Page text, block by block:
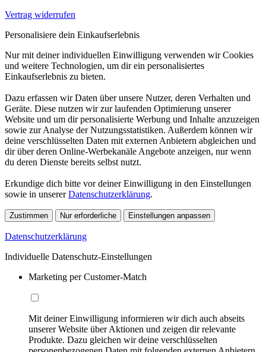
Vertrag widerrufen
Personalisiere dein Einkaufserlebnis
Nur mit deiner individuellen Einwilligung verwenden wir Cookies
und weitere Technologien, um dir ein personalisiertes
Einkaufserlebnis zu bieten.
Dazu erfassen wir Daten über unsere Nutzer, deren Verhalten und
Geräte. Diese nutzen wir zur laufenden Optimierung unserer
Website und um dir personalisierte Werbung und Inhalte anzuzeigen
sowie zur Analyse der Nutzungsstatistiken. Außerdem können wir
deine verschlüsselten Daten mit externen Anbietern abgleichen und
dir über deren Online-Werbekanäle Angebote anzeigen, nur wenn
du deren Dienste bereits selbst nutzt.
Erkundige dich bitte vor deiner Einwilligung in den Einstellungen
sowie in unsererDatenschutzerklärung.
Zustimmen Nur erforderliche Einstellungen anpassen
Datenschutzerklärung
Individuelle Datenschutz-Einstellungen
Marketing per Customer-Match
Mit deiner Einwilligung informieren wir dich auch abseits
unserer Website über Aktionen und zeigen dir relevante
Produkte. Dazu gleichen wir deine verschlüsselten